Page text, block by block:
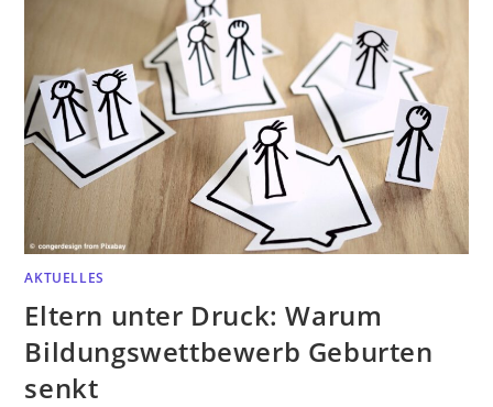
AKTUELLES
Eltern unter Druck: Warum
Bildungswettbewerb Geburten
senkt